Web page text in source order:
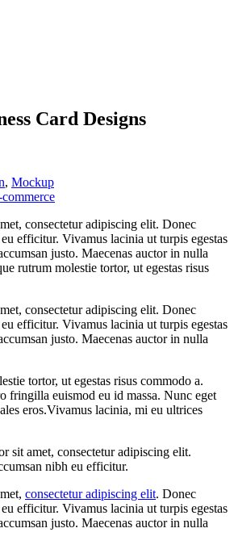
Card Designs
, Mockup
consectetur adipiscing elit. Donec
efficitur. Vivamus lacinia ut turpis egestas
justo. Maecenas auctor in nulla
rutrum molestie tortor, ut egestas risus
consectetur adipiscing elit. Donec
efficitur. Vivamus lacinia ut turpis egestas
justo. Maecenas auctor in nulla
tortor, ut egestas risus commodo a.
fringilla euismod eu id massa. Nunc eget
eros.Vivamus lacinia, mi eu ultrices
sit amet, consectetur adipiscing elit.
nibh eu efficitur.
consectetur adipiscing elit. Donec
efficitur. Vivamus lacinia ut turpis egestas
justo. Maecenas auctor in nulla